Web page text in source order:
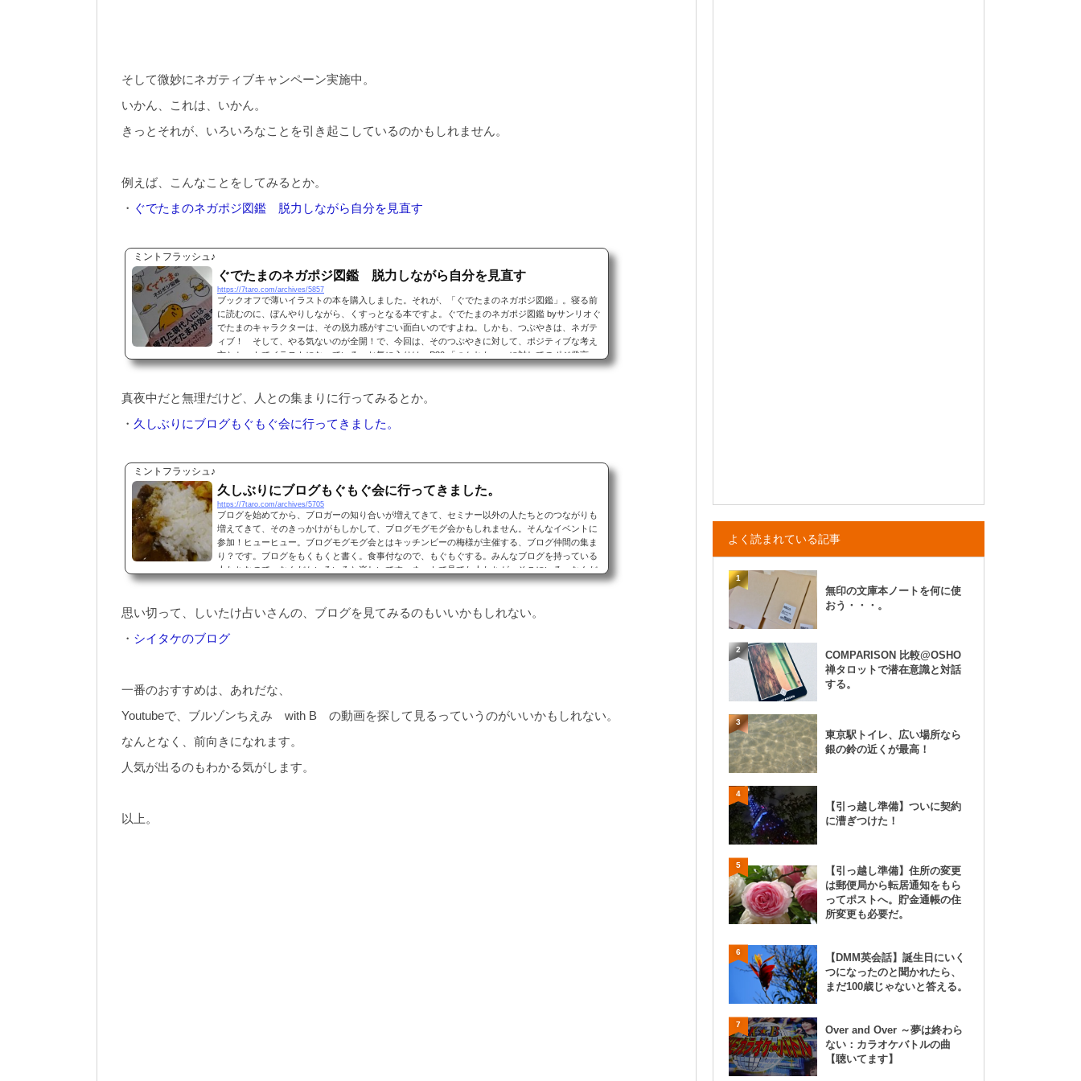
そして微妙にネガティブキャンペーン実施中。
いかん、これは、いかん。
きっとそれが、いろいろなことを引き起こしているのかもしれません。
例えば、こんなことをしてみるとか。
・ ぐでたまのネガポジ図鑑 脱力しながら自分を見直す
ミントフラッシュ♪
ぐでたまのネガポジ図鑑 脱力しながら自分を見直す
https://7taro.com/archives/5857
ブックオフで薄いイラストの本を購入しました。それが、「ぐでたまのネガポジ図鑑」。寝る前
に読むのに、ぼんやりしながら、くすっとなる本ですよ。ぐでたまのネガポジ図鑑 byサンリオぐ
でたまのキャラクターは、その脱力感がすごい面白いのですよね。しかも、つぶやきは、ネガテ
ィブ！ そして、やる気ないのが全開！で、今回は、そのつぶやきに対して、ポジティブな考え
方とセットでイラストになっている。お気に入りは、P30.「つかれたー」に対してのポジ発言。
例え何もしてなくても、つかれたんならがんばったんだわーそうかも！と...
真夜中だと無理だけど、人との集まりに行ってみるとか。
・ 久しぶりにブログもぐもぐ会に行ってきました。
ミントフラッシュ♪
久しぶりにブログもぐもぐ会に行ってきました。
https://7taro.com/archives/5705
ブログを始めてから、ブロガーの知り合いが増えてきて、セミナー以外の人たちとのつながりも
増えてきて、そのきっかけがもしかして、ブログモグモグ会かもしれません。そんなイベントに
参加！ヒューヒュー。ブログモグモグ会とはキッチンビーの梅様が主催する、ブログ仲間の集ま
り？です。ブログをもくもくと書く。食事付なので、もぐもぐする。みんなブログを持っている
人たちなので、なんだかいろいろと楽しいです。ネットで見てた人たちが、そこにいる、なんだ
か夢のようじゃないですか？で、食べてきた。ご飯を作ってくれたのは、...
思い切って、しいたけ占いさんの、ブログを見てみるのもいいかもしれない。
・ シイタケのブログ
一番のおすすめは、あれだな、
Youtubeで、ブルゾンちえみ with B の動画を探して見るっていうのがいいかもしれない。
なんとなく、前向きになれます。
人気が出るのもわかる気がします。
以上。
よく読まれている記事
1
無印の文庫本ノートを何に使
おう・・・。
2
COMPARISON 比較@OSHO
禅タロットで潜在意識と対話
する。
3
東京駅トイレ、広い場所なら
銀の鈴の近くが最高！
4
【引っ越し準備】ついに契約
に漕ぎつけた！
5
【引っ越し準備】住所の変更
は郵便局から転居通知をもら
ってポストへ。貯金通帳の住
所変更も必要だ。
6
【DMM英会話】誕生日にいく
つになったのと聞かれたら、
まだ100歳じゃないと答える。
7
Over and Over ～夢は終わら
ない：カラオケバトルの曲
【聴いてます】